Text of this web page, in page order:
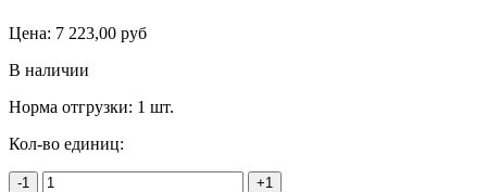
Цена: 7 223,00 руб
В наличии
Норма отгрузки: 1 шт.
Кол-во единиц:
-1 +1